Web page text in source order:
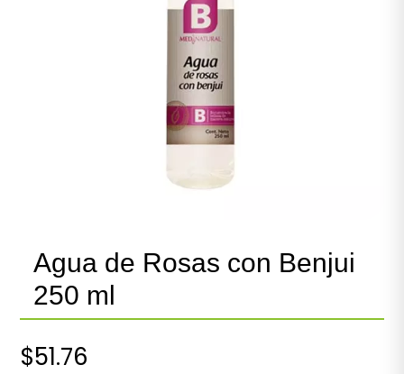
Agua de Rosas con Benjui
250 ml
$51.76